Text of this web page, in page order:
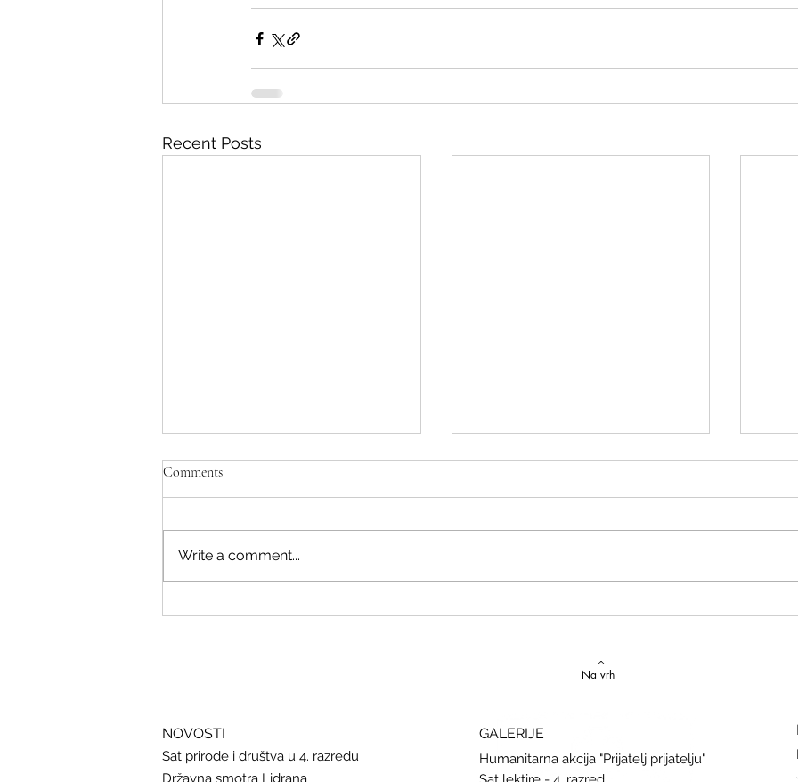
Recent Posts
Comments
Write a comment...
Na vrh
NOVOSTI
Sat prirode i društva u 4. razredu
GALERIJE
Humanitarna akcija "Prijatelj prijatelju"